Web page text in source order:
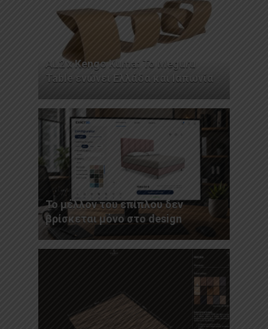
AL2 x Kengo Kuma: Το Meguru
Table ενώνει Ελλάδα και Ιαπωνία
Το μέλλον του επίπλου δεν
βρίσκεται μόνο στο design